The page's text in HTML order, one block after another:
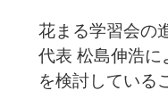
花まる学習会の
代表 松島伸浩
を検討している